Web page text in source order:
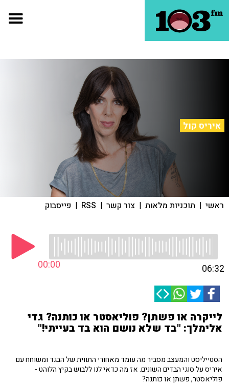
איריס קול
ראשי | תוכניות מלאות | צור קשר |
RSS
| פייסבוק
00:00 06:32
לייקרה או פשתן? פוליאסטר או כותנה? גדי
אלימלך: "בד שלא נושם הוא בד בעייתי!"
הסטייליסט והמעצב מסביר מה עומד מאחורי התווית של הבגד ומשוחח עם
איריס על סוגי הבדים השונים. אז מה כדאי לנו ללבוש בקיץ הלוהט -
פוליאסטר, פשתן או כותנה?